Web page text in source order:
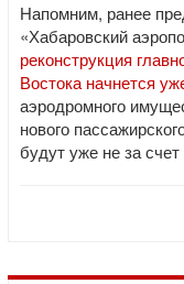
Напомним, ранее
«Хабаровский
реконструкция
Востока начнется
аэродромного
нового
будут уже не за